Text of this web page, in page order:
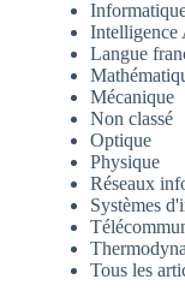
Langue
Mécanique
Non classé
Optique
Physique
Réseaux
Systèmes
Tous les